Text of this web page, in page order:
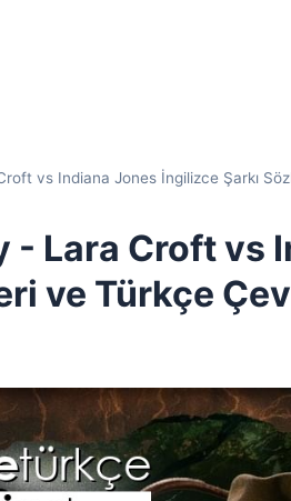
vs Indiana Jones İngilizce Şarkı
- Lara Croft vs
ve Türkçe